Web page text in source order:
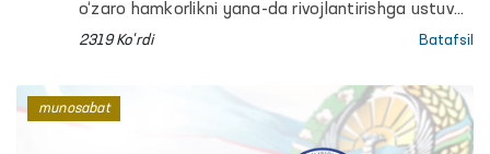
o‘zaro hamkorlikni yana-da rivojlantirishga ustuvor
ahamiyat qaratilmoqda.
2319 Ko'rdi Batafsil
munosabat